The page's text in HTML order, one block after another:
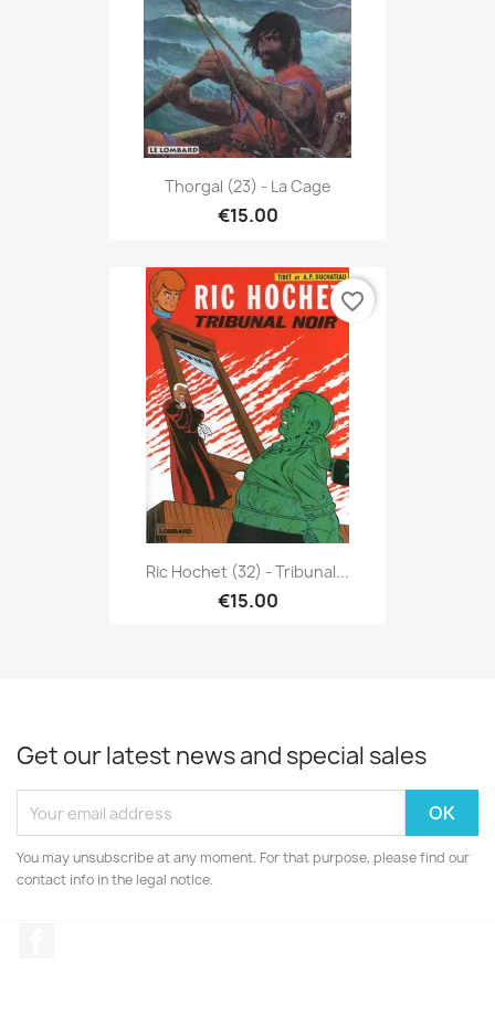
Thorgal (23) - La Cage
€15.00
Ric Hochet (32) - Tribunal...
€15.00
favorite_border
Get our latest news and special sales
You may unsubscribe at any moment. For that purpose, please find our
contact info in the legal notice.